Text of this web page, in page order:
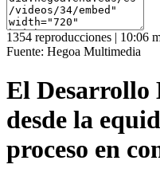
1354 reproducciones | 10:06
Fuente: Hegoa Multimedia
El Desarrollo
desde la
proceso en